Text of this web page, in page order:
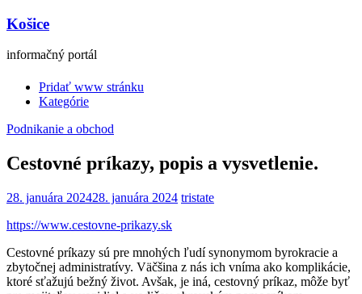
Košice
informačný portál
Pridať www stránku
Kategórie
Podnikanie a obchod
Cestovné príkazy, popis a vysvetlenie.
28. januára 202428. januára 2024 tristate
https://www.cestovne-prikazy.sk
Cestovné príkazy sú pre mnohých ľudí synonymom byrokracie a
zbytočnej administratívy. Väčšina z nás ich vníma ako komplikácie,
ktoré sťažujú bežný život. Avšak, je iná, cestovný príkaz, môže byť